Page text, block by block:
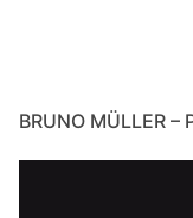
BRUNO MÜLLER –